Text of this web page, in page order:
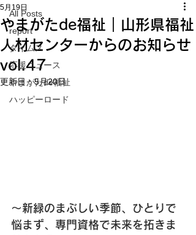
All Posts
report
タイムス
応援ニュース
やまがたde福祉
ハッピーロード
やまがたde福祉｜山形県福祉
人材センターからのお知らせ
vol.47
5月19日
更新日：5月20日
～新緑のまぶしい季節、ひとりで
悩まず、専門資格で未来を拓きま